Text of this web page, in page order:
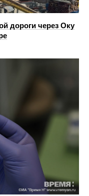
дороги через Оку